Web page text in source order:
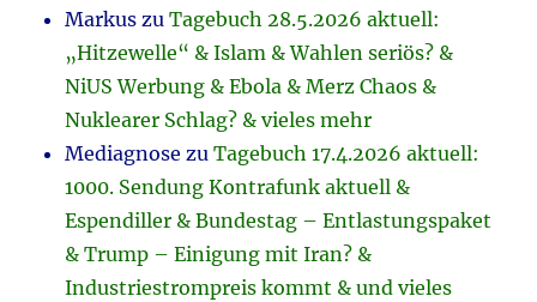
Markus zuTagebuch 28.5.2026 aktuell:
„Hitzewelle“ & Islam & Wahlen seriös? &
NiUS Werbung & Ebola & Merz Chaos &
Nuklearer Schlag? & vieles mehr
Mediagnose zuTagebuch 17.4.2026 aktuell:
1000. Sendung Kontrafunk aktuell &
Espendiller & Bundestag – Entlastungspaket
& Trump – Einigung mit Iran? &
Industriestrompreis kommt & und vieles